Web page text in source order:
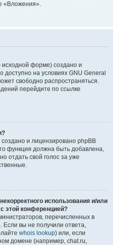
«Вложения».
исходной форме) создано и
доступно на условиях GNU General
свободно распространяться.
перейдите по ссылке
и лицензировано phpBB
функция должна быть добавлена,
отдать свой голос за уже
использования и/или
этой конференцией?
перечисленных в
вы не получили ответа,
whois lookup) или, если
домене (например, chat.ru,